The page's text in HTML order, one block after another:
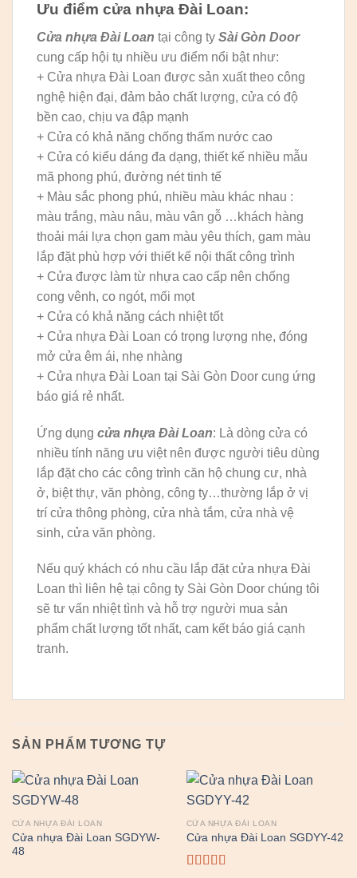
Ưu điểm cửa nhựa Đài Loan:
Cửa nhựa Đài Loan tại công ty Sài Gòn Door
cung cấp hội tụ nhiều ưu điểm nổi bật như:
+ Cửa nhựa Đài Loan được sản xuất theo công
nghệ hiện đại, đảm bảo chất lượng, cửa có độ
bền cao, chịu va đập mạnh
+ Cửa có khả năng chống thấm nước cao
+ Cửa có kiểu dáng đa dạng, thiết kế nhiều mẫu
mã phong phú, đường nét tinh tế
+ Màu sắc phong phú, nhiều màu khác nhau :
màu trắng, màu nâu, màu vân gỗ …khách hàng
thoải mái lựa chọn gam màu yêu thích, gam màu
lắp đặt phù hợp với thiết kế nội thất công trình
+ Cửa được làm từ nhựa cao cấp nên chống
cong vênh, co ngót, mối mọt
+ Cửa có khả năng cách nhiệt tốt
+ Cửa nhựa Đài Loan có trọng lượng nhẹ, đóng
mở cửa êm ái, nhẹ nhàng
+ Cửa nhựa Đài Loan tại Sài Gòn Door cung ứng
báo giá rẻ nhất.
Ứng dụng cửa nhựa Đài Loan: Là dòng cửa có
nhiều tính năng ưu việt nên được người tiêu dùng
lắp đặt cho các công trình căn hộ chung cư, nhà
ở, biệt thự, văn phòng, công ty…thường lắp ở vị
trí cửa thông phòng, cửa nhà tắm, cửa nhà vệ
sinh, cửa văn phòng.
Nếu quý khách có nhu cầu lắp đặt cửa nhựa Đài
Loan thì liên hệ tại công ty Sài Gòn Door chúng tôi
sẽ tư vấn nhiệt tình và hỗ trợ người mua sản
phẩm chất lượng tốt nhất, cam kết báo giá cạnh
tranh.
SẢN PHẨM TƯƠNG TỰ
CỬA NHỰA ĐÀI LOAN
Cửa nhựa Đài Loan SGDYW-
48
CỬA NHỰA ĐÀI LOAN
Cửa nhựa Đài Loan SGDYY-42